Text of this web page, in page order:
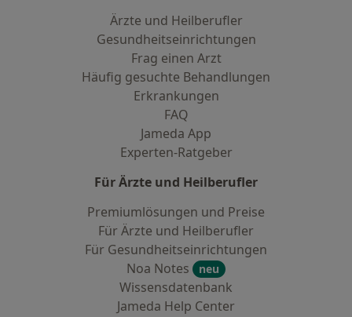
Ärzte und Heilberufler
Gesundheitseinrichtungen
Frag einen Arzt
Häufig gesuchte Behandlungen
Erkrankungen
FAQ
Jameda App
Experten-Ratgeber
Für Ärzte und Heilberufler
Premiumlösungen und Preise
Für Ärzte und Heilberufler
Für Gesundheitseinrichtungen
Noa Notes
neu
Wissensdatenbank
Jameda Help Center